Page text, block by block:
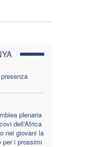
plenaria
dell'Africa
nei giovani la
per i prossimi